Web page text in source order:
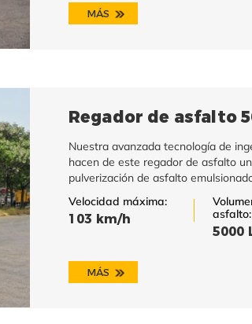
MÁS
Regador de asfalto
Nuestra avanzada tecnología de
hacen de este regador de asfalto
pulverización de asfalto
Velocidad máxima:
103 km/h
asfalto:
5000
MÁS